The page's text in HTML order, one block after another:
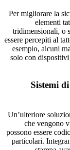
Per migliorare la
elementi
tridimensionali, o
essere percepiti al
esempio, alcuni
solo con
Sistemi
Un’ulteriore
che vengono
possono essere
particolari.